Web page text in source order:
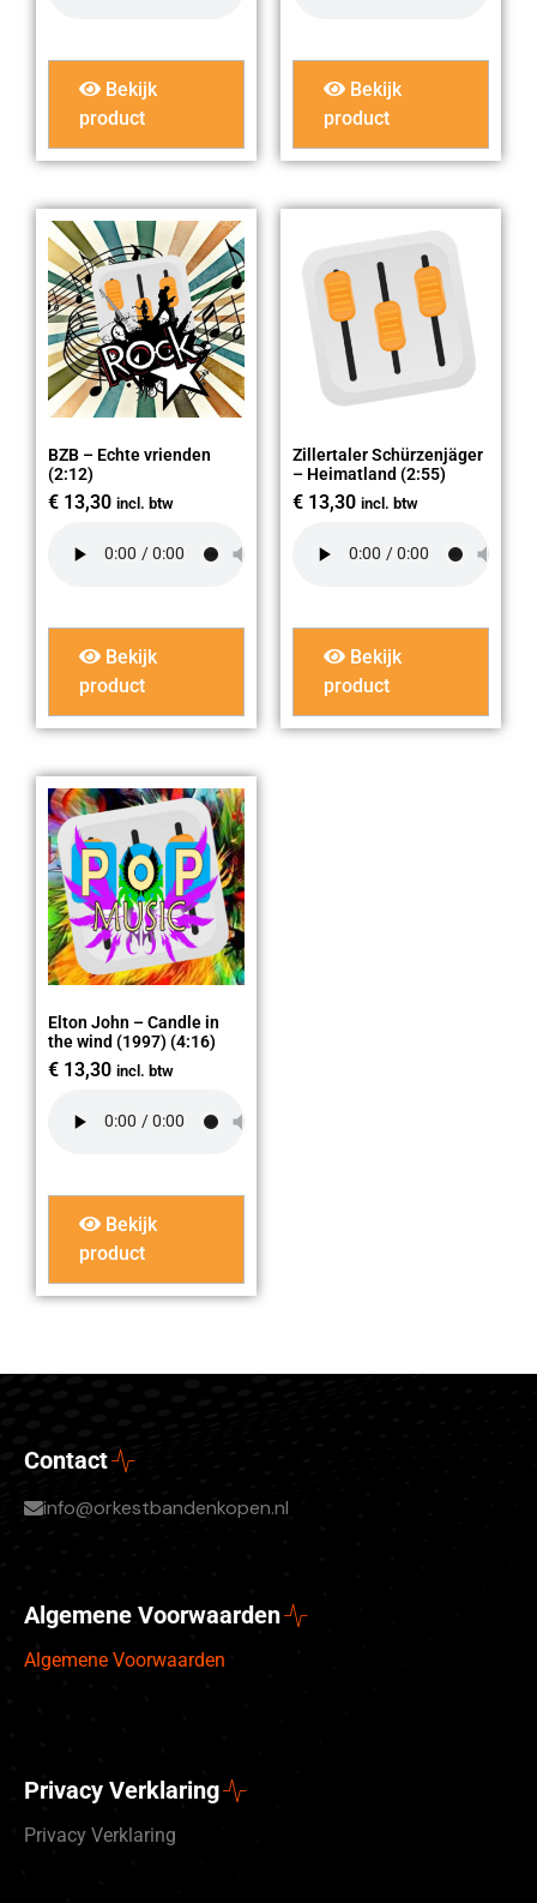
Bekijk
product
Bekijk
product
BZB – Echte vrienden
(2:12)
€ 13,30 incl. btw
Bekijk
product
Zillertaler Schürzenjäger
– Heimatland (2:55)
€ 13,30 incl. btw
Bekijk
product
Elton John – Candle in
the wind (1997) (4:16)
€ 13,30 incl. btw
Bekijk
product
Contact
info@orkestbandenkopen.nl
Algemene Voorwaarden
Algemene Voorwaarden
Privacy Verklaring
Privacy Verklaring